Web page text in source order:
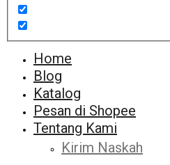
Home
Blog
Katalog
Pesan di Shopee
Tentang Kami
Kirim Naskah